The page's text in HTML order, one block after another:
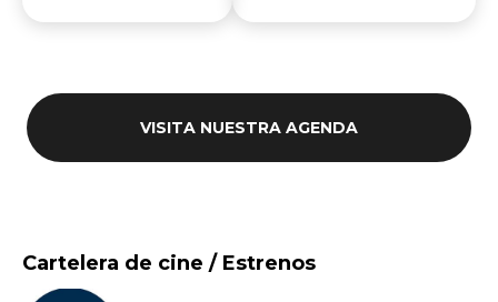
VISITA NUESTRA AGENDA
Cartelera de cine / Estrenos